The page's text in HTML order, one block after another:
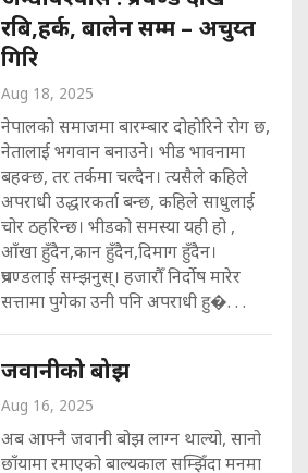
रबि,हर्क, बालेन सम्म – अचुय्त
गिरि
Aug 18, 2025
नेपालको समाजमा बारम्बार दोहोरिने रोग छ,
नेतालाई भगवान बनाउने। भीड भावनामा
बहक्छ, तर तर्कमा चल्दैन। त्यसैले कहिले
अपराधी उद्धारकर्ता बन्छ, कहिले साधुलाई
चोर ठहरिन्छ। भीडको समस्या यही हो ,
आँखा हुँदैन,कान हुँदैन,दिमाग हुँदैन।
प्रचण्डलाई सम्झनुस्। हजारौँ निर्दोष मारेर
सत्तामा पुगेका उनी पनि अपराधी हु�. . .
जवानीको बोझ
Aug 16, 2025
अब आफ्नै जवानी बोझ लाग्न थाल्यो, सानो
छाँयामा रमाएको बाल्यकाल सम्झिँदा मनमा